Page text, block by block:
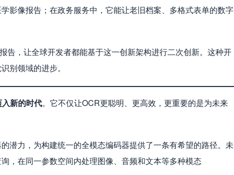
影像报告；在政务服务中，它能让老旧档案、多格式表单的数字
告，让全球开发者都能基于这一创新架构进行二次创新。这种开
别领域的进步。
新的时代。它不仅让OCR更聪明、更高效，更重要的是为未来
潜力，为构建统一的全模态编码器提供了一条有希望的路径。未
，在同一参数空间内处理图像、音频和文本等多种模态